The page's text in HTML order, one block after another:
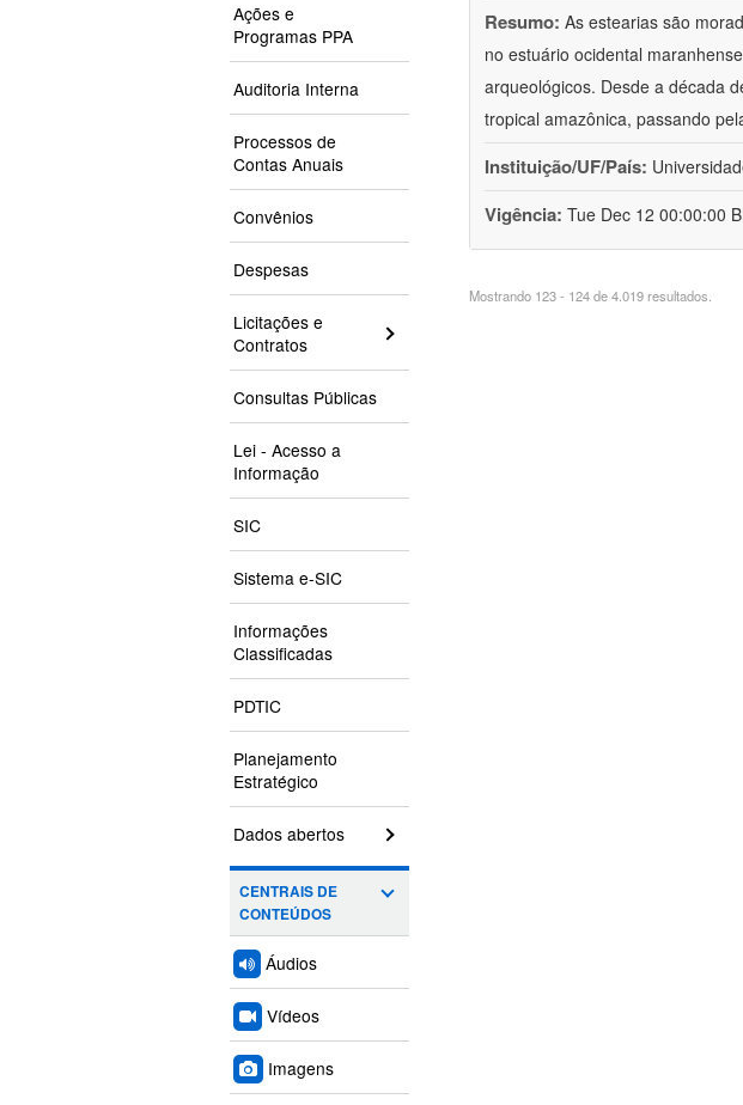
Ações e
Programas PPA
Auditoria Interna
Processos de
Contas Anuais
Convênios
Despesas
Licitações e
Contratos
Consultas Públicas
Lei - Acesso a
Informação
SIC
Sistema e-SIC
Informações
Classificadas
PDTIC
Planejamento
Estratégico
Dados abertos
CENTRAIS DE
CONTEÚDOS
Áudios
Vídeos
Imagens
Resumo: As estearias são
no estuário ocidental
arqueológicos. Desde a década
tropical amazônica, passando
Instituição/UF/País:
Vigência: Tue Dec 12 00:00:00
Mostrando 123 - 124 de 4.019 resultados.